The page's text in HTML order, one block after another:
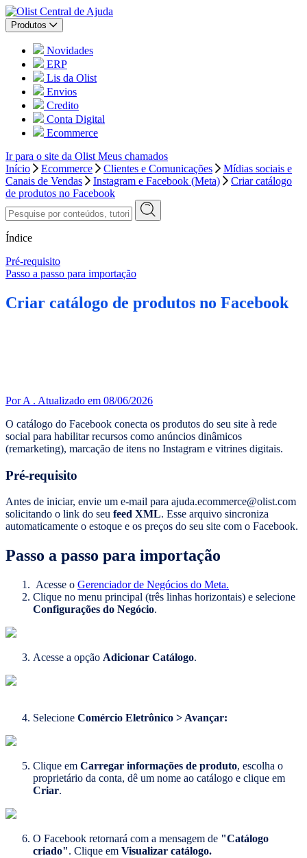
Central de Ajuda
Produtos
Novidades
ERP
Lis da Olist
Envios
Credito
Conta Digital
Ecommerce
Ir para o site da Olist Meus chamados
Início
Ecommerce Clientes e Comunicações
Mídias sociais e
Canais de Vendas
Instagram e Facebook (Meta)
Criar catálogo
de produtos no Facebook
Índice
Pré-requisito
Passo a passo para importação
Criar catálogo de produtos no Facebook
Por A . Atualizado em 08/06/2026
O catálogo do Facebook conecta os produtos do seu site à rede
social para habilitar recursos como anúncios dinâmicos
(remarketing), marcação de itens no Instagram e vitrines digitais.
Pré-requisito
Antes de iniciar, envie um e-mail para ajuda.ecommerce@olist.com
solicitando o link do seu feed XML. Esse arquivo sincroniza
automaticamente o estoque e os preços do seu site com o Facebook.
Passo a passo para importação
Acesse o Gerenciador de Negócios do Meta.
Clique no menu principal (três linhas horizontais) e selecione
Configurações do Negócio.
Acesse a opção Adicionar Catálogo.
Selecione Comércio Eletrônico > Avançar:
Clique em Carregar informações de produto, escolha o
proprietário da conta, dê um nome ao catálogo e clique em
Criar.
O Facebook retornará com a mensagem de "Catálogo
criado". Clique em Visualizar catálogo.​